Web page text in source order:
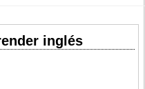
inglés